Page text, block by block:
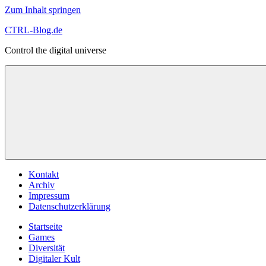
Zum Inhalt springen
CTRL-Blog.de
Control the digital universe
Kontakt
Archiv
Impressum
Datenschutzerklärung
Startseite
Games
Diversität
Digitaler Kult